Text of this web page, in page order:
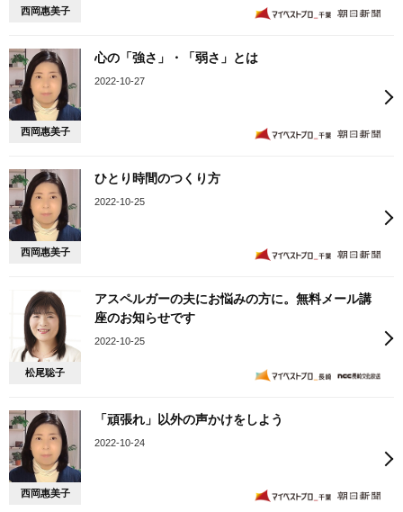
西岡惠美子
西岡惠美子
心の「強さ」・「弱さ」とは
2022-10-27
西岡惠美子
ひとり時間のつくり方
2022-10-25
松尾聡子
アスペルガーの夫にお悩みの方に。無料メール講
座のお知らせです
2022-10-25
西岡惠美子
「頑張れ」以外の声かけをしよう
2022-10-24